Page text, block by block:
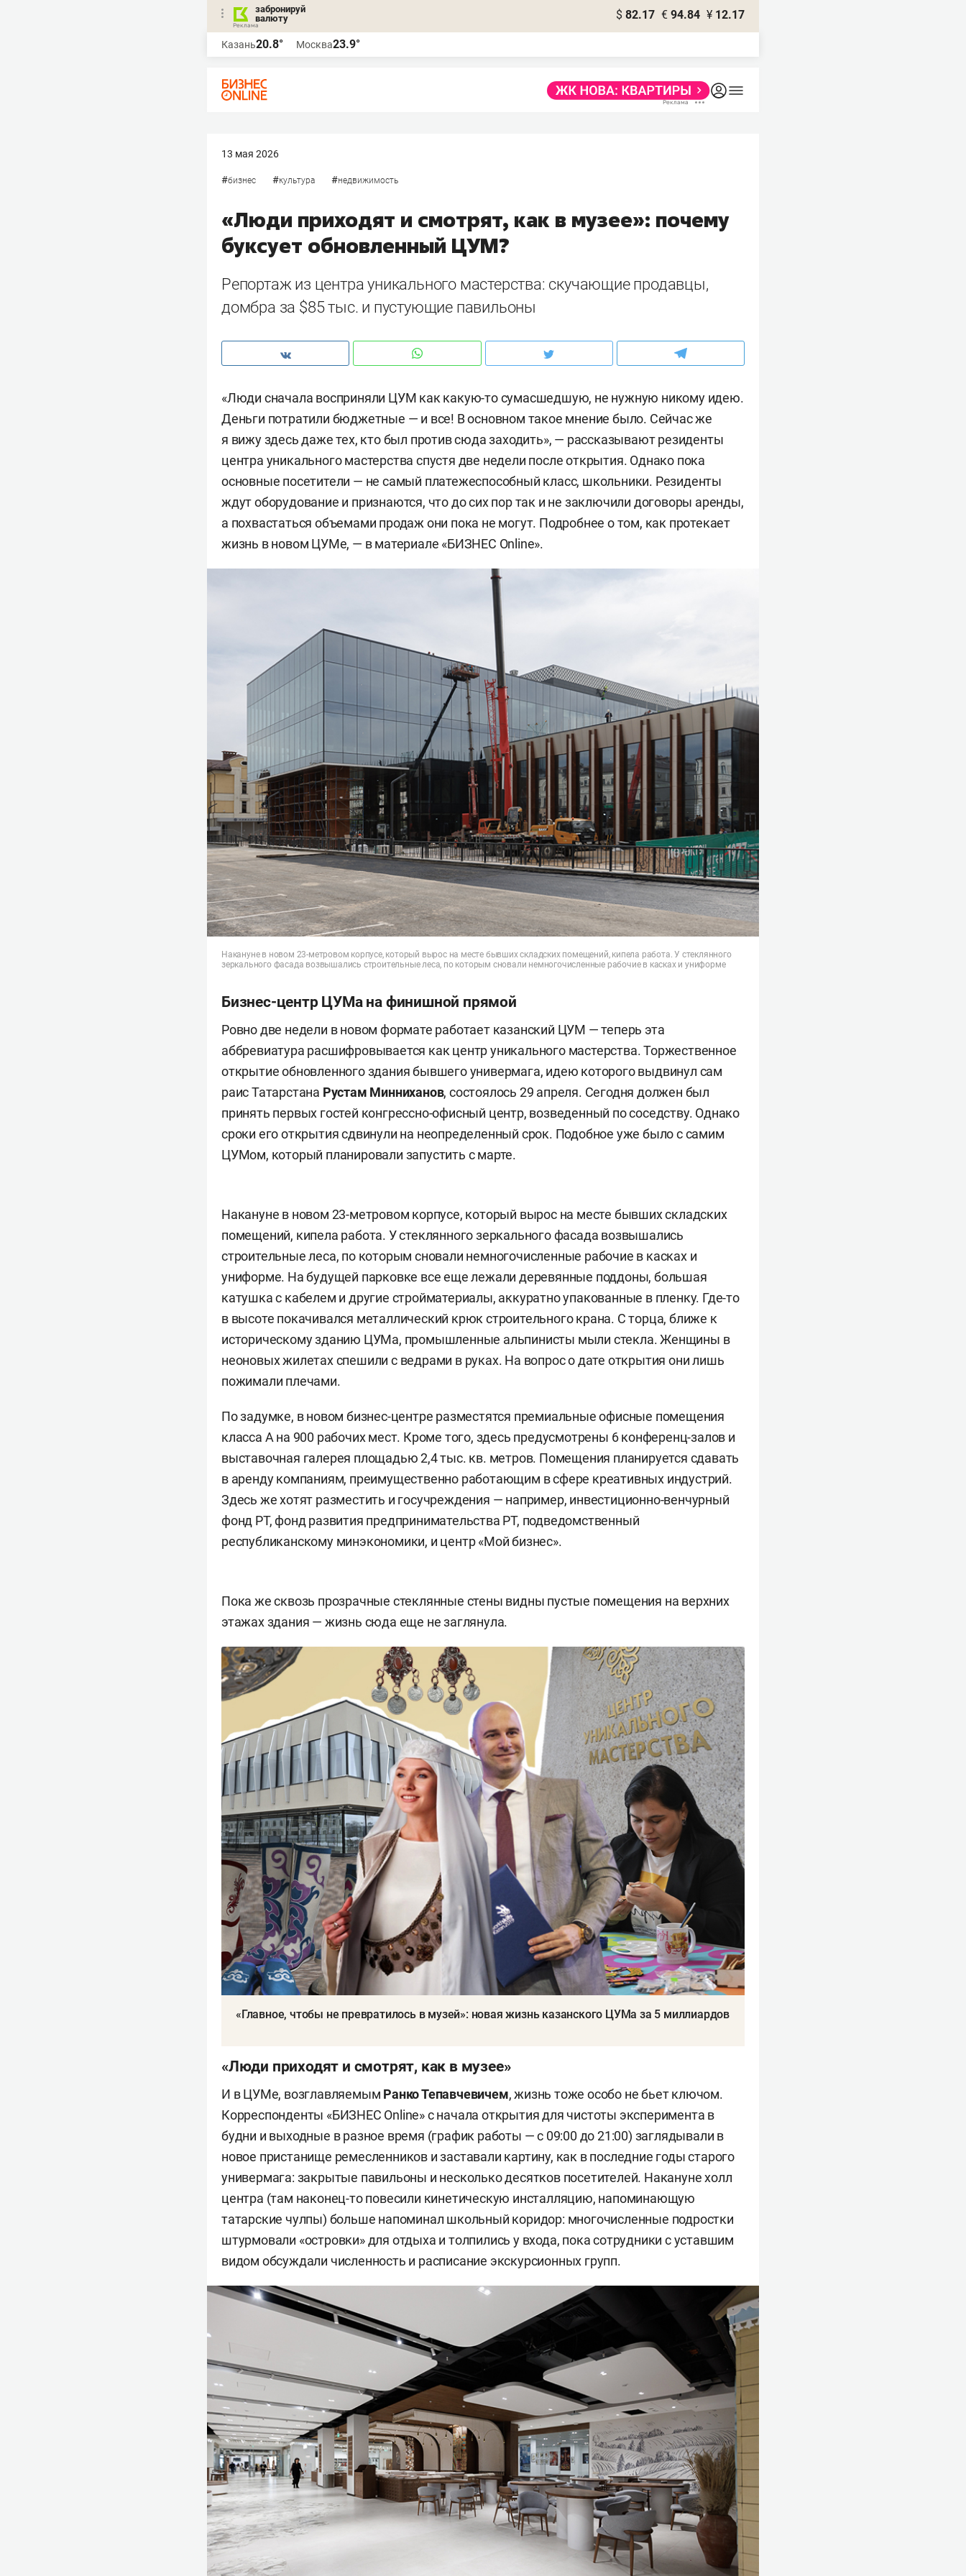
забронируй
валюту
$ 82.17 € 94.84 ¥ 12.17
Казань20.8° Москва23.9°
13 мая 2026
#бизнес #культура #недвижимость
«Люди приходят и смотрят, как в музее»: почему
буксует обновленный ЦУМ?
Репортаж из центра уникального мастерства: скучающие продавцы,
домбра за $85 тыс. и пустующие павильоны
«Люди сначала восприняли ЦУМ как какую-то сумасшедшую, не нужную никому идею.
Деньги потратили бюджетные — и все! В основном такое мнение было. Сейчас же
я вижу здесь даже тех, кто был против сюда заходить», — рассказывают резиденты
центра уникального мастерства спустя две недели после открытия. Однако пока
основные посетители — не самый платежеспособный класс, школьники. Резиденты
ждут оборудование и признаются, что до сих пор так и не заключили договоры аренды,
а похвастаться объемами продаж они пока не могут. Подробнее о том, как протекает
жизнь в новом ЦУМе, — в материале «БИЗНЕС Online».
Накануне в новом 23-метровом корпусе, который вырос на месте бывших складских помещений, кипела работа. У стеклянного
зеркального фасада возвышались строительные леса, по которым сновали немногочисленные рабочие в касках и униформе
Бизнес-центр ЦУМа на финишной прямой
Ровно две недели в новом формате работает казанский ЦУМ — теперь эта
аббревиатура расшифровывается как центр уникального мастерства. Торжественное
открытие обновленного здания бывшего универмага, идею которого выдвинул сам
раис Татарстана Рустам Минниханов, состоялось 29 апреля. Сегодня должен был
принять первых гостей конгрессно-офисный центр, возведенный по соседству. Однако
сроки его открытия сдвинули на неопределенный срок. Подобное уже было с самим
ЦУМом, который планировали запустить с марте.
Накануне в новом 23-метровом корпусе, который вырос на месте бывших складских
помещений, кипела работа. У стеклянного зеркального фасада возвышались
строительные леса, по которым сновали немногочисленные рабочие в касках и
униформе. На будущей парковке все еще лежали деревянные поддоны, большая
катушка с кабелем и другие стройматериалы, аккуратно упакованные в пленку. Где-то
в высоте покачивался металлический крюк строительного крана. С торца, ближе к
историческому зданию ЦУМа, промышленные альпинисты мыли стекла. Женщины в
неоновых жилетах спешили с ведрами в руках. На вопрос о дате открытия они лишь
пожимали плечами.
По задумке, в новом бизнес-центре разместятся премиальные офисные помещения
класса А на 900 рабочих мест. Кроме того, здесь предусмотрены 6 конференц-залов и
выставочная галерея площадью 2,4 тыс. кв. метров. Помещения планируется сдавать
в аренду компаниям, преимущественно работающим в сфере креативных индустрий.
Здесь же хотят разместить и госучреждения — например, инвестиционно-венчурный
фонд РТ, фонд развития предпринимательства РТ, подведомственный
республиканскому минэкономики, и центр «Мой бизнес».
Пока же сквозь прозрачные стеклянные стены видны пустые помещения на верхних
этажах здания — жизнь сюда еще не заглянула.
«Главное, чтобы не превратилось в музей»: новая жизнь казанского ЦУМа за 5 миллиардов
«Люди приходят и смотрят, как в музее»
И в ЦУМе, возглавляемым Ранко Тепавчевичем, жизнь тоже особо не бьет ключом.
Корреспонденты «БИЗНЕС Online» с начала открытия для чистоты эксперимента в
будни и выходные в разное время (график работы — с 09:00 до 21:00) заглядывали в
новое пристанище ремесленников и заставали картину, как в последние годы старого
универмага: закрытые павильоны и несколько десятков посетителей. Накануне холл
центра (там наконец-то повесили кинетическую инсталляцию, напоминающую
татарские чулпы) больше напоминал школьный коридор: многочисленные подростки
штурмовали «островки» для отдыха и толпились у входа, пока сотрудники с уставшим
видом обсуждали численность и расписание экскурсионных групп.